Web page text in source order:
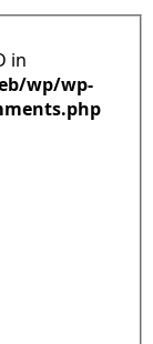
in
wp/wp-